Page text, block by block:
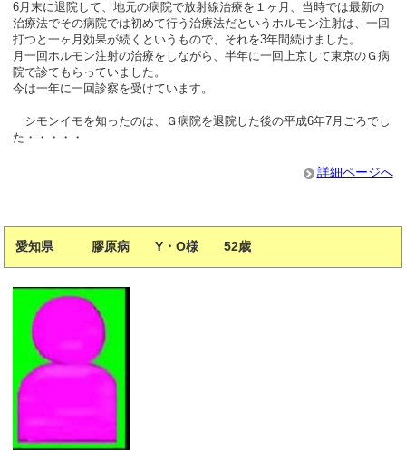
6月末に退院して、地元の病院で放射線治療を１ヶ月、当時では最新の
治療法でその病院では初めて行う治療法だというホルモン注射は、一回
打つと一ヶ月効果が続くというもので、それを3年間続けました。
月一回ホルモン注射の治療をしながら、半年に一回上京して東京のＧ病
院で診てもらっていました。
今は一年に一回診察を受けています。
シモンイモを知ったのは、Ｇ病院を退院した後の平成6年7月ごろでし
た・・・・・
詳細ページへ
愛知県 膠原病 Y・O様 52歳